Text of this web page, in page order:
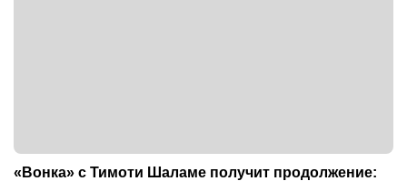
«Вонка» с Тимоти Шаламе получит продолжение: